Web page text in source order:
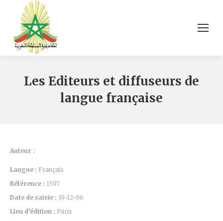
Les Editeurs et diffuseurs de
langue française
Auteur :
Langue : Français
Référence : 1597
Date de saisie : 19-12-96
Lieu d’édition : Paris